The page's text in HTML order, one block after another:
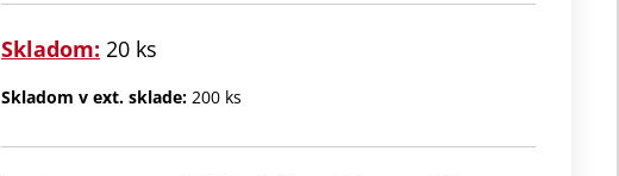
Skladom: 20 ks
Skladom v ext. sklade: 200 ks